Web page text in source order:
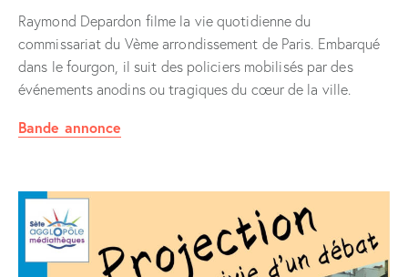
Raymond Depardon filme la vie quotidienne du
commissariat du Vème arrondissement de Paris. Embarqué
dans le fourgon, il suit des policiers mobilisés par des
événements anodins ou tragiques du cœur de la ville.
Bande annonce